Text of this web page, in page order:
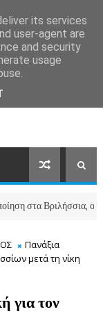
Βριλήσσια, ο Δήμος
Πανάξια
μετά τη νίκη
για τον
its services
user-agent are
and security
usage